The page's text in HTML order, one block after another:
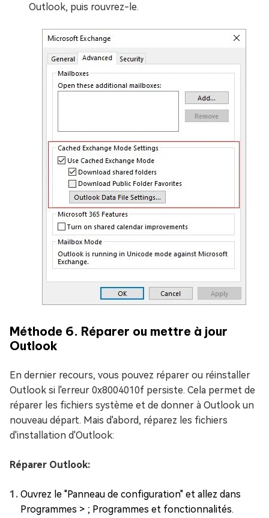
Outlook, puis rouvrez-le.
Méthode 6. Réparer ou mettre à jour
Outlook
En dernier recours, vous pouvez réparer ou réinstaller
Outlook si l'erreur 0x8004010f persiste. Cela permet de
réparer les fichiers système et de donner à Outlook un
nouveau départ. Mais d'abord, réparez les fichiers
d'installation d'Outlook:
Réparer Outlook:
Ouvrez le "Panneau de configuration" et allez dans
Programmes > ; Programmes et fonctionnalités.